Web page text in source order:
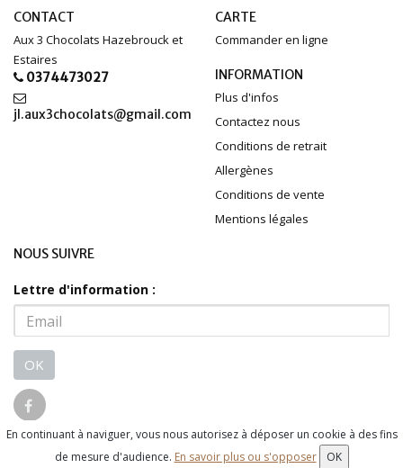
CONTACT
Aux 3 Chocolats Hazebrouck et
Estaires
0374473027
jl.aux3chocolats@gmail.com
CARTE
Commander en ligne
INFORMATION
Plus d'infos
Contactez nous
Conditions de retrait
Allergènes
Conditions de vente
Mentions légales
NOUS SUIVRE
Lettre d'information :
OK
© 2026 - Logiciel
SaasFood - Logiciel de gestion de commande sur
En continuant à naviguer, vous nous autorisez à déposer un cookie à des fins
de mesure d'audience. En savoir plus ou s'opposer OK